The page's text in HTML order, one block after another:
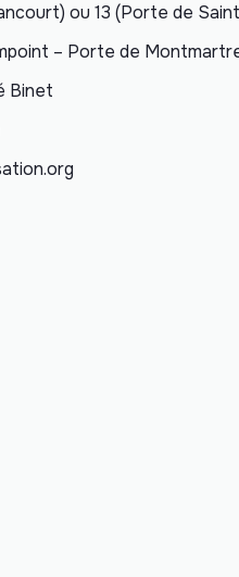
ou 13 (Porte de
– Porte de
Binet